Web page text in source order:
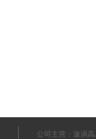
公司主营：漩涡